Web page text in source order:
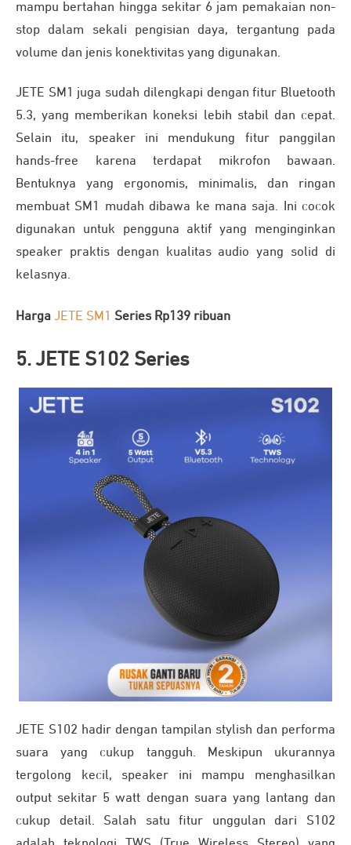
mampu bertahan hingga sekitar 6 jam pemakaian non-
stop dalam sekali pengisian daya, tergantung pada
volume dan jenis konektivitas yang digunakan.
JETE SM1 juga sudah dilengkapi dengan fitur Bluetooth
5.3, yang memberikan koneksi lebih stabil dan cepat.
Selain itu, speaker ini mendukung fitur panggilan
hands-free karena terdapat mikrofon bawaan.
Bentuknya yang ergonomis, minimalis, dan ringan
membuat SM1 mudah dibawa ke mana saja. Ini cocok
digunakan untuk pengguna aktif yang menginginkan
speaker praktis dengan kualitas audio yang solid di
kelasnya.
Harga JETE SM1 Series Rp139 ribuan
5. JETE S102 Series
JETE S102 hadir dengan tampilan stylish dan performa
suara yang cukup tangguh. Meskipun ukurannya
tergolong kecil, speaker ini mampu menghasilkan
output sekitar 5 watt dengan suara yang lantang dan
cukup detail. Salah satu fitur unggulan dari S102